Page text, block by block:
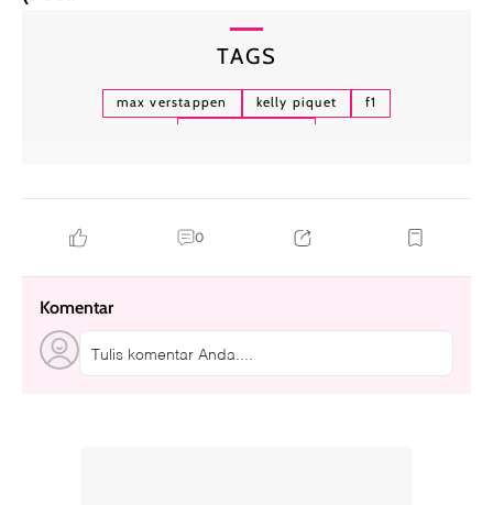
TAGS
max verstappen kelly piquet
f1
0
Komentar
Tulis komentar Anda....